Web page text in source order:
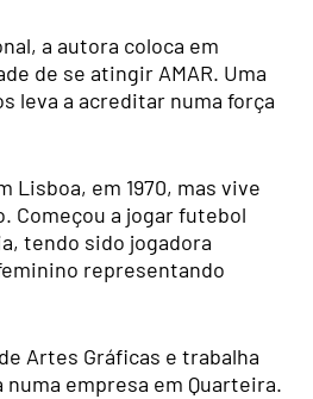
a autora coloca em
de se atingir AMAR. Uma
leva a acreditar numa força
Lisboa, em 1970, mas vive
Começou a jogar futebol
tendo sido jogadora
representando
Artes Gráficas e trabalha
empresa em Quarteira.